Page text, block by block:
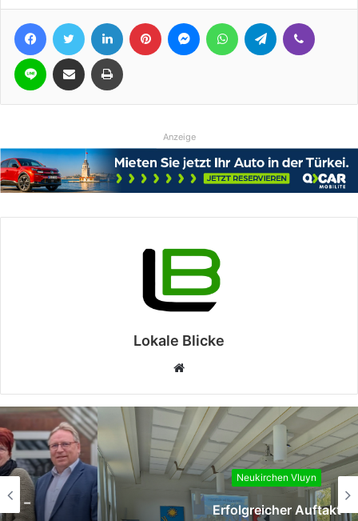
FacebookTwitter LinkedIn Pinterest MessengerWhatsAppTelegram
Line Teile per E-Mail Drucken
Anzeige
Lokale Blicke
Webseite
Neukirchen Vluyn
Erfolgreicher Auftakt